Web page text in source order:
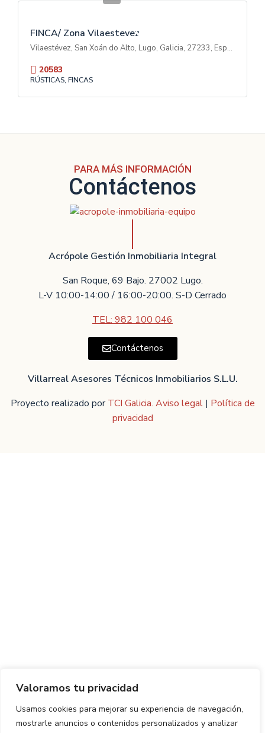
Valoramos tu privacidad
Usamos cookies para mejorar su experiencia de navegación,
mostrarle anuncios o contenidos personalizados y analizar
T
A
FINCA/ Zona Vilaestevez
Vilaestévez, San Xoán do Alto, Lugo, Galicia, 27233, España
20583
RÚSTICAS, FINCAS
PARA MÁS INFORMACIÓN
Contáctenos
Acrópole Gestión Inmobiliaria Integral
San Roque, 69 Bajo. 27002 Lugo.
L-V 10:00-14:00 / 16:00-20:00. S-D Cerrado
TEL: 982 100 046
Contáctenos
Villarreal Asesores Técnicos Inmobiliarios S.L.U.
Proyecto realizado porTCI Galicia. Aviso legal | Política de
privacidad